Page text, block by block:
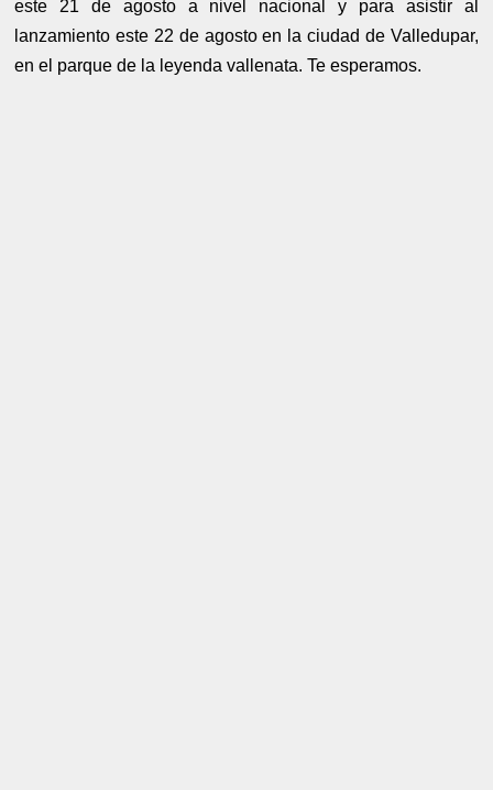
este 21 de agosto a nivel nacional y para asistir al
lanzamiento este 22 de agosto en la ciudad de Valledupar,
en el parque de la leyenda vallenata. Te esperamos.